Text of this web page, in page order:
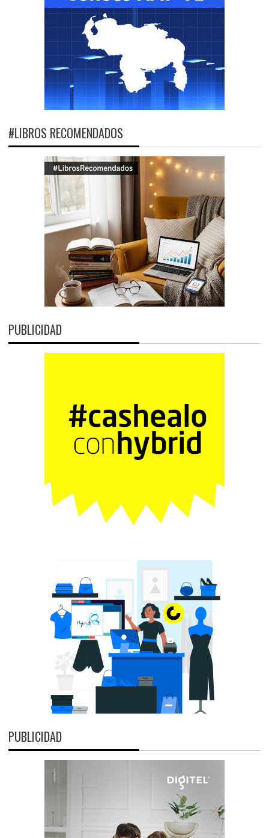
#LIBROS RECOMENDADOS
PUBLICIDAD
PUBLICIDAD